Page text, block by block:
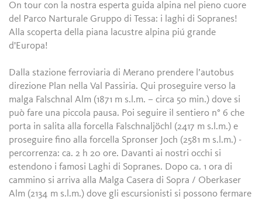
On tour con la nostra esperta guida alpina nel pieno cuore
del Parco Narturale Gruppo di Tessa: i laghi di Sopranes!
Alla scoperta della piana lacustre alpina piú grande
d'Europa!
Dalla stazione ferroviaria di Merano prendere l’autobus
direzione Plan nella Val Passiria. Qui proseguire verso la
malga Falschnal Alm (1871 m s.l.m. – circa 50 min.) dove si
può fare una piccola pausa. Poi seguire il sentiero n° 6 che
porta in salita alla forcella Falschnaljöchl (2417 m s.l.m.) e
proseguire fino alla forcella Spronser Joch (2581 m s.l.m.) -
percorrenza: ca. 2 h 20 ore. Davanti ai nostri occhi si
estendono i famosi Laghi di Sopranes. Dopo ca. 1 ora di
cammino si arriva alla Malga Casera di Sopra / Oberkaser
Alm (2134 m s.l.m.) dove gli escursionisti si possono fermare